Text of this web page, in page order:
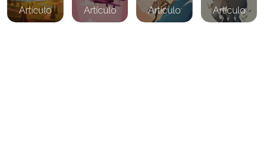
Artículo Artículo Artículo Artículo